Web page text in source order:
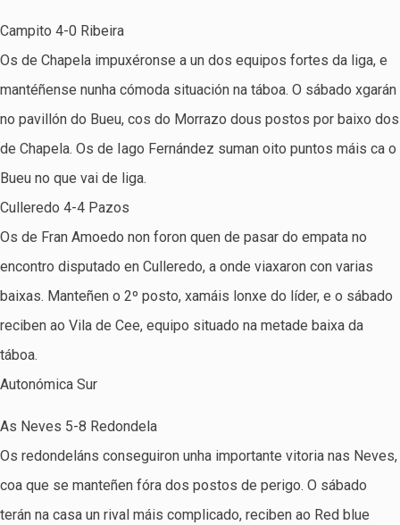
Campito 4-0 Ribeira
Os de Chapela impuxéronse a un dos equipos fortes da liga, e
mantéñense nunha cómoda situación na táboa. O sábado xgarán
no pavillón do Bueu, cos do Morrazo dous postos por baixo dos
de Chapela. Os de Iago Fernández suman oito puntos máis ca o
Bueu no que vai de liga.
Culleredo 4-4 Pazos
Os de Fran Amoedo non foron quen de pasar do empata no
encontro disputado en Culleredo, a onde viaxaron con varias
baixas. Manteñen o 2º posto, xamáis lonxe do líder, e o sábado
reciben ao Vila de Cee, equipo situado na metade baixa da
táboa.
Autonómica Sur
As Neves 5-8 Redondela
Os redondeláns conseguiron unha importante vitoria nas Neves,
coa que se manteñen fóra dos postos de perigo. O sábado
terán na casa un rival máis complicado, reciben ao Red blue